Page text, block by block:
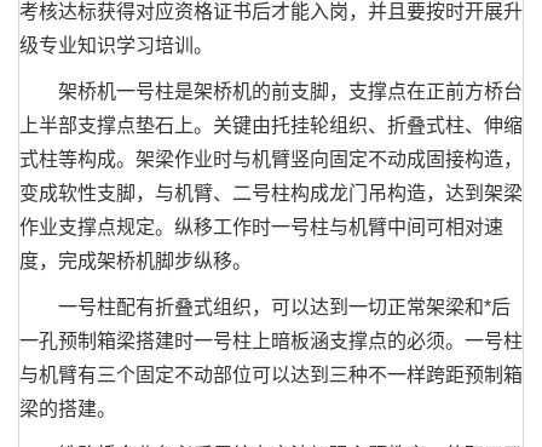
考核达标获得对应资格证书后才能入岗，并且要按时开展升
级专业知识学习培训。
架桥机一号柱是架桥机的前支脚，支撑点在正前方桥台
上半部支撑点垫石上。关键由托挂轮组织、折叠式柱、伸缩
式柱等构成。架梁作业时与机臂竖向固定不动成固接构造，
变成软性支脚，与机臂、二号柱构成龙门吊构造，达到架梁
作业支撑点规定。纵移工作时一号柱与机臂中间可相对速
度，完成架桥机脚步纵移。
一号柱配有折叠式组织，可以达到一切正常架梁和*后
一孔预制箱梁搭建时一号柱上暗板涵支撑点的必须。一号柱
与机臂有三个固定不动部位可以达到三种不一样跨距预制箱
梁的搭建。